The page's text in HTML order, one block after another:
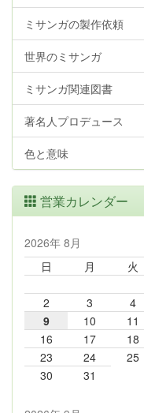
ミサンガの製作依頼
世界のミサンガ
ミサンガ関連図書
著名人プロデュース
色と意味
営業カレンダー
2026年 8月
日
月 火
2
3 4
9
10 11
16
17 18
23
24 25
30
31